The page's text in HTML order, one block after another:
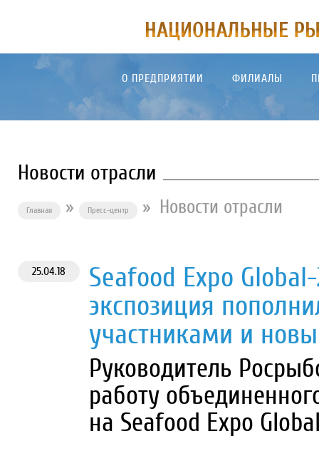
О ПРЕДПРИЯТИИ ФИЛИАЛЫ
Новости отрасли
Главная » Пресс-центр » Новости отрасли
25.04.18
Seafood Expo
экспозиция
участниками и
Руководитель
работу
на Seafood Expo